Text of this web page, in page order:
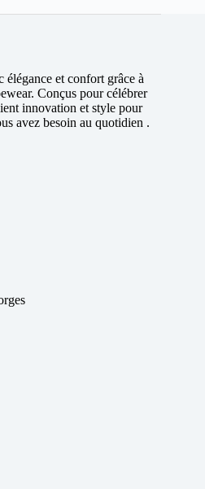
élégance et confort grâce à
Conçus pour célébrer
innovation et style pour
avez besoin au quotidien .